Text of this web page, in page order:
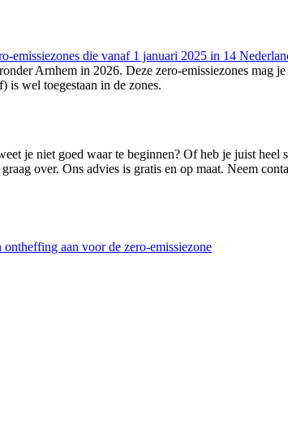
emissiezones die vanaf 1 januari 2025 in 14
Arnhem in 2026. Deze zero-emissiezones mag
wel toegestaan in de zones.
je niet goed waar te beginnen? Of heb je juist
over. Ons advies is gratis en op maat. Neem
ontheffing aan voor de zero-emissiezone